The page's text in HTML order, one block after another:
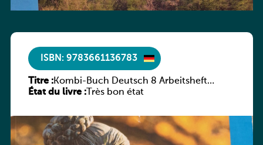
ISBN: 9783661136783
Titre :Kombi-Buch Deutsch 8 Arbeitsheft
(Neue Ausgabe Luxemburg)
État du livre :Très bon état